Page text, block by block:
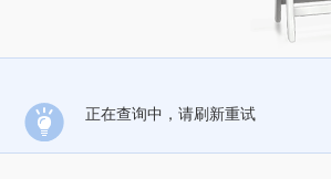
正在查询中，请刷新重试